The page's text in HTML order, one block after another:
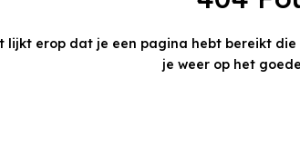
lijkt erop dat je een pagina hebt bereikt
je weer op het